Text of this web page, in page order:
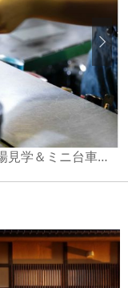
プロに学び、本物の機械に触れる！工場見学＆ミニ台車づくり